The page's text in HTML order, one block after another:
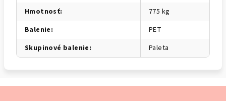
Hmotnosť:
775 kg
Balenie:
PET
Skupinové balenie: Paleta